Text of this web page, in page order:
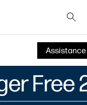
Assistance
Free